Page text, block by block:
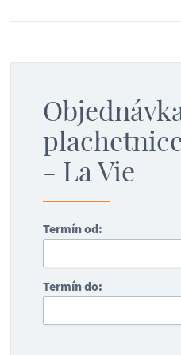
- La Vie
Termín od:
Termín do: